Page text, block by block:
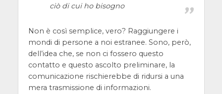
ciò di cui ho bisogno
Non è così semplice, vero? Raggiungere i
mondi di persone a noi estranee. Sono, però,
dell’idea che, se non ci fossero questo
contatto e questo ascolto preliminare, la
comunicazione rischierebbe di ridursi a una
mera trasmissione di informazioni.